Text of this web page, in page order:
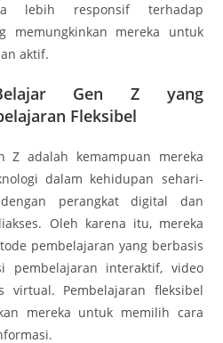
lebih responsif terhadap
memungkinkan mereka untuk
aktif.
Gen Z yang
Fleksibel
Z adalah kemampuan mereka
dalam kehidupan sehari-
perangkat digital dan
Oleh karena itu, mereka
pembelajaran yang berbasis
pembelajaran interaktif, video
virtual. Pembelajaran fleksibel
mereka untuk memilih cara